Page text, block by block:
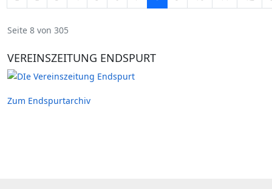
Seite 8 von 305
VEREINSZEITUNG ENDSPURT
Zum Endspurtarchiv